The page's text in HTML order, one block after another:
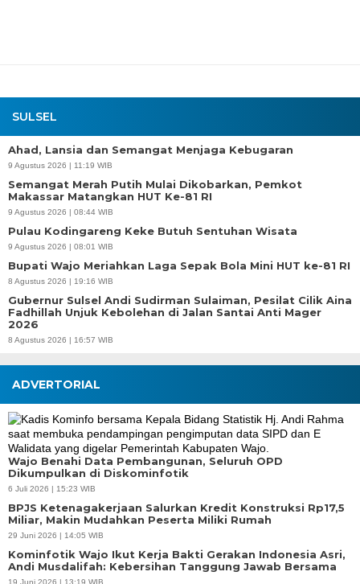
SULSEL
Ahad, Lansia dan Semangat Menjaga Kebugaran
9 Agustus 2026 | 11:19 WIB
Semangat Merah Putih Mulai Dikobarkan, Pemkot
Makassar Matangkan HUT Ke-81 RI
9 Agustus 2026 | 08:44 WIB
Pulau Kodingareng Keke Butuh Sentuhan Wisata
9 Agustus 2026 | 08:01 WIB
Bupati Wajo Meriahkan Laga Sepak Bola Mini HUT ke-81 RI
8 Agustus 2026 | 19:16 WIB
Gubernur Sulsel Andi Sudirman Sulaiman, Pesilat Cilik Aina
Fadhillah Unjuk Kebolehan di Jalan Santai Anti Mager
2026
8 Agustus 2026 | 16:57 WIB
ADVERTORIAL
Wajo Benahi Data Pembangunan, Seluruh OPD
Dikumpulkan di Diskominfotik
6 Juli 2026 | 15:23 WIB
BPJS Ketenagakerjaan Salurkan Kredit Konstruksi Rp17,5
Miliar, Makin Mudahkan Peserta Miliki Rumah
29 Juni 2026 | 14:05 WIB
Kominfotik Wajo Ikut Kerja Bakti Gerakan Indonesia Asri,
Andi Musdalifah: Kebersihan Tanggung Jawab Bersama
19 Juni 2026 | 13:19 WIB